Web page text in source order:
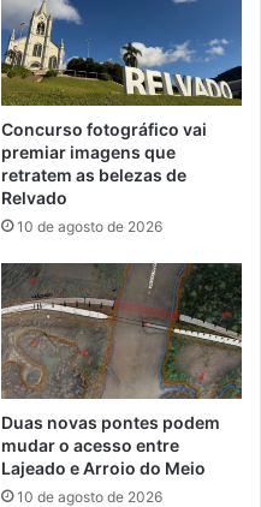
Concurso fotográfico vai
premiar imagens que
retratem as belezas de
Relvado
10 de agosto de 2026
Duas novas pontes podem
mudar o acesso entre
Lajeado e Arroio do Meio
10 de agosto de 2026